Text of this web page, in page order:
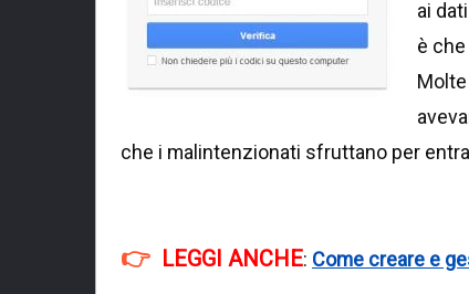
ai
è
che i malintenzionati sfruttano per
LEGGI ANCHE: Come creare e